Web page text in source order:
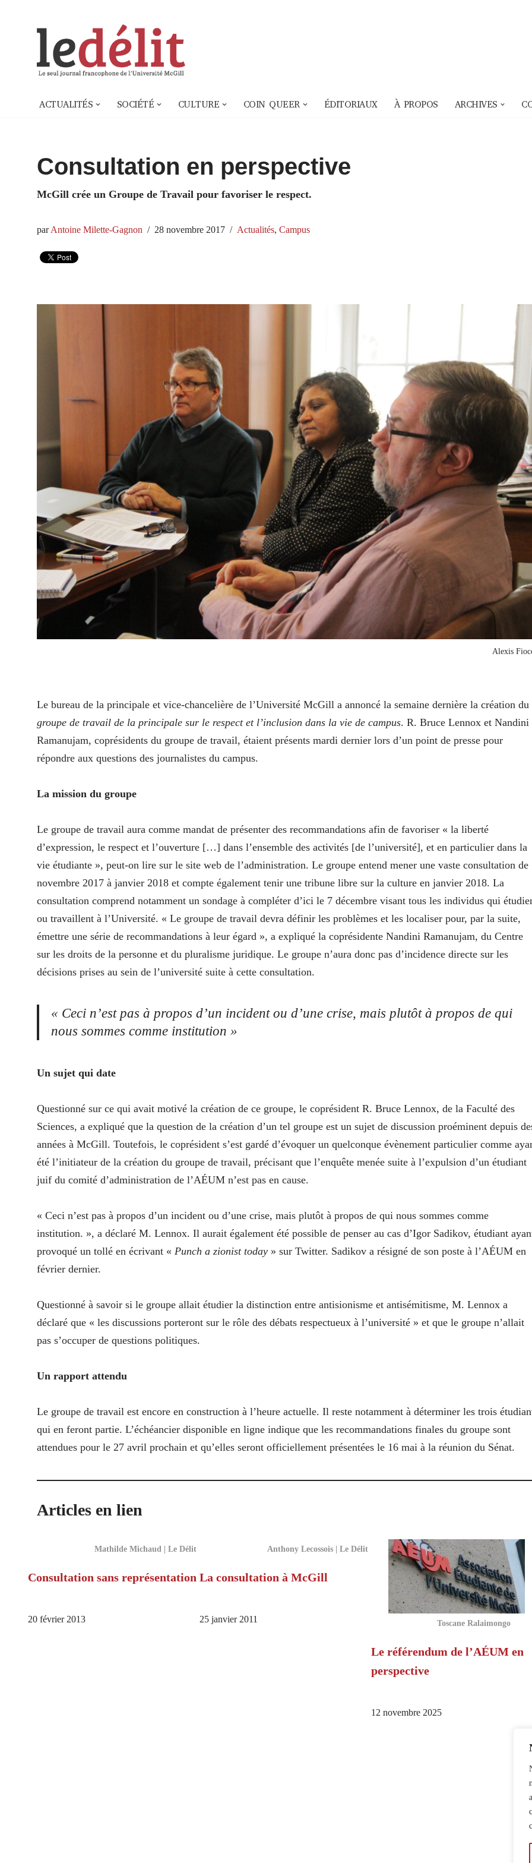
ACTUALITÉS SOCIÉTÉ CULTURE COIN QUEER ÉDITORIAUX À PROPOS ARCHIVES
Consultation en perspective
McGill crée un Groupe de Travail pour favoriser le respect.
parAntoine Milette-Gagnon 28 novembre 2017 Actualités, Campus
Alexis
Le bureau de la principale et vice-chancelière de l’Université McGill a annoncé la semaine dernière la création du
groupe de travail de la principale sur le respect et l’inclusion dans la vie de campus. R. Bruce Lennox et Nandini
Ramanujam, coprésidents du groupe de travail, étaient présents mardi dernier lors d’un point de presse pour
répondre aux questions des journalistes du campus.
La mission du groupe
Le groupe de travail aura comme mandat de présenter des recommandations afin de favoriser « la liberté
d’expression, le respect et l’ouverture […] dans l’ensemble des activités [de l’université], et en particulier dans la
vie étudiante », peut-on lire sur le site web de l’administration. Le groupe entend mener une vaste consultation de
novembre 2017 à janvier 2018 et compte également tenir une tribune libre sur la culture en janvier 2018. La
consultation comprend notamment un sondage à compléter d’ici le 7 décembre visant tous les individus qui
ou travaillent à l’Université. « Le groupe de travail devra définir les problèmes et les localiser pour, par la suite,
émettre une série de recommandations à leur égard », a expliqué la coprésidente Nandini Ramanujam, du Centre
sur les droits de la personne et du pluralisme juridique. Le groupe n’aura donc pas d’incidence directe sur les
décisions prises au sein de l’université suite à cette consultation.
« Ceci n’est pas à propos d’un incident ou d’une crise, mais plutôt à propos de qui
nous sommes comme institution »
Un sujet qui date
Questionné sur ce qui avait motivé la création de ce groupe, le coprésident R. Bruce Lennox, de la Faculté des
Sciences, a expliqué que la question de la création d’un tel groupe est un sujet de discussion proéminent depuis
années à McGill. Toutefois, le coprésident s’est gardé d’évoquer un quelconque évènement particulier comme
été l’initiateur de la création du groupe de travail, précisant que l’enquête menée suite à l’expulsion d’un étudiant
juif du comité d’administration de l’AÉUM n’est pas en cause.
« Ceci n’est pas à propos d’un incident ou d’une crise, mais plutôt à propos de qui nous sommes comme
institution. », a déclaré M. Lennox. Il aurait également été possible de penser au cas d’Igor Sadikov, étudiant
provoqué un tollé en écrivant « Punch a zionist today » sur Twitter. Sadikov a résigné de son poste à l’AÉUM en
février dernier.
Questionné à savoir si le groupe allait étudier la distinction entre antisionisme et antisémitisme, M. Lennox a
déclaré que « les discussions porteront sur le rôle des débats respectueux à l’université » et que le groupe n’allait
pas s’occuper de questions politiques.
Un rapport attendu
Le groupe de travail est encore en construction à l’heure actuelle. Il reste notamment à déterminer les trois
qui en feront partie. L’échéancier disponible en ligne indique que les recommandations finales du groupe sont
attendues pour le 27 avril prochain et qu’elles seront officiellement présentées le 16 mai à la réunion du Sénat.
Articles en lien
Mathilde Michaud | Le Délit
Consultation sans représentation
20 février 2013
Anthony Lecossois | Le Délit
La consultation à McGill
25 janvier 2011 Toscane Ralaimongo
Le référendum de l’AÉUM en
perspective
12 novembre 2025